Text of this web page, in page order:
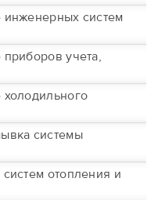
систем
учета,
системы
отопления и